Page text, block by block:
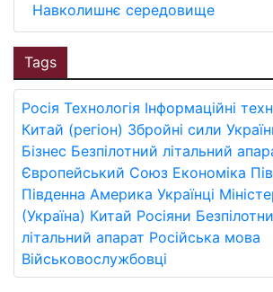
Навколишнє середовище
Tags
Росія Технологія Інформаційні
Китай (регіон) Збройні сили
Бізнес Безпілотний літальний
Європейський Союз Економіка
Південна Америка Українці
(Україна) Китай Росіяни
літальний апарат Російська мова
Військовослужбовці